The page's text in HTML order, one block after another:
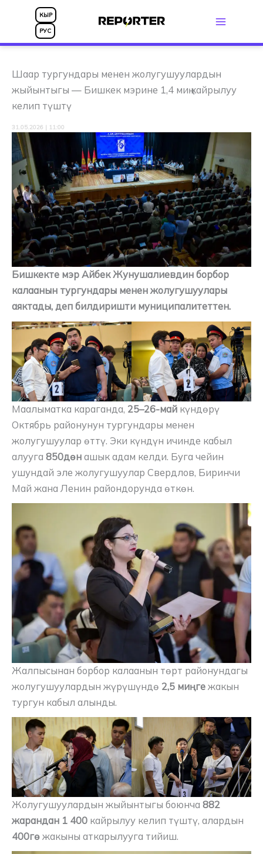
КЫР
РУС
Шаар тургундары менен жолугушуулардын
жыйынтыгы — Бишкек мэрине 1,4 миң кайрылуу
келип түштү
31.05.2026 | 11:00
Бишкекте мэр Айбек Жунушалиевдин борбор
калаанын тургундары менен жолугушуулары
аяктады, деп билдиришти муниципалитеттен.
Маалыматка караганда, 25–26-май күндөрү
Октябрь районунун тургундары менен
жолугушуулар өттү. Эки күндүн ичинде кабыл
алууга 850дөн ашык адам келди. Буга чейин
ушундай эле жолугушуулар Свердлов, Биринчи
Май жана Ленин райондорунда өткөн.
Жалпысынан борбор калаанын төрт районундагы
жолугушуулардын жүрүшүндө 2,5 миңге жакын
тургун кабыл алынды.
Жолугушуулардын жыйынтыгы боюнча 882
жарандан 1 400 кайрылуу келип түштү, алардын
400гө жакыны аткарылууга тийиш.